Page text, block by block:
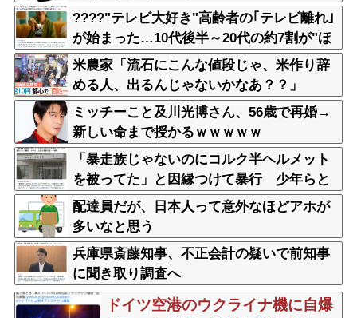
????"テレビ大好き"高齢者の｢テレビ離れ｣
が始まった…10代後半～20代の約7割が"ほ
ぼ見ない"
米農家「流石にこんな値段じゃ、米作り辞
める人、出るんじゃないかなあ？？」
ミッチーこと及川光博さん、56歳で再婚→
新しい命まで授かるｗｗｗｗｗ
「暴走族じゃないのにコルク半ヘルメット
を被ってた」と因縁つけて暴行 少年らと
父親(37)逮捕
配達員だが、日本人って意外なほどアホが
多いなと思う
兵庫県斎藤知事、不正会計の疑いで前知事
に聞き取り調査へ
ドイツ空港のウクライナ機に自爆